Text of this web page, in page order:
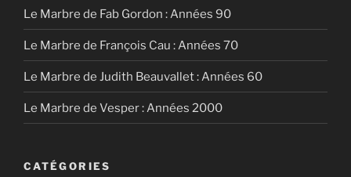
Le Marbre de Fab Gordon : Années 90
Le Marbre de François Cau : Années 70
Le Marbre de Judith Beauvallet : Années 60
Le Marbre de Vesper : Années 2000
CATÉGORIES